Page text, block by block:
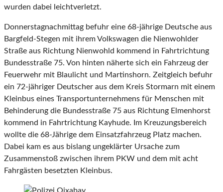
wurden dabei leichtverletzt.
Donnerstagnachmittag befuhr eine 68-jährige Deutsche aus
Bargfeld-Stegen mit ihrem Volkswagen die Nienwohlder
Straße aus Richtung Nienwohld kommend in Fahrtrichtung
Bundesstraße 75. Von hinten näherte sich ein Fahrzeug der
Feuerwehr mit Blaulicht und Martinshorn. Zeitgleich befuhr
ein 72-jähriger Deutscher aus dem Kreis Stormarn mit einem
Kleinbus eines Transportunternehmens für Menschen mit
Behinderung die Bundesstraße 75 aus Richtung Elmenhorst
kommend in Fahrtrichtung Kayhude. Im Kreuzungsbereich
wollte die 68-Jährige dem Einsatzfahrzeug Platz machen.
Dabei kam es aus bislang ungeklärter Ursache zum
Zusammenstoß zwischen ihrem PKW und dem mit acht
Fahrgästen besetzten Kleinbus.